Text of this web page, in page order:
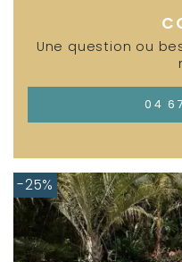
Une question ou
04
-25%